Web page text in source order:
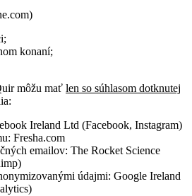
konaní;
môžu mať len so súhlasom dotknutej
Ireland Ltd (Facebook, Instagram)
Fresha.com
emailov: The Rocket Science
údajmi: Google Ireland